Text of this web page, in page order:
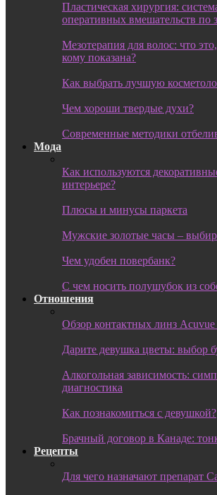
Пластическая хирургия:
оперативных вмешательств по
Мезотерапия для волос: что
кому показана?
Как выбрать лучшую
Чем хороши твердые духи?
Современные методики
Мода
Как используются
интерьере?
Плюсы и минусы паркета
Мужские золотые часы –
Чем удобен повербанк?
С чем носить полушубок из
Отношения
Обзор контактных линз
Дарите девушка цветы: выбор
Алкогольная зависимость:
диагностика
Как познакомиться с девушкой?
Брачный договор в Канаде:
Рецепты
Для чего назначают препарат